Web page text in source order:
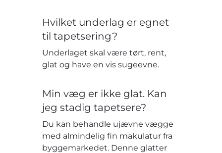
Hvilket underlag er egnet
til tapetsering?
Underlaget skal være tørt, rent,
glat og have en vis sugeevne.
Min væg er ikke glat. Kan
jeg stadig tapetsere?
Du kan behandle ujævne vægge
med almindelig fin makulatur fra
byggemarkedet. Denne glatter